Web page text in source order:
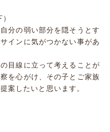
分の弱い部分を隠そうとす
インに気がつかない事があ
目線に立って考えることが
を心がけ、その子とご家族
案したいと思います。